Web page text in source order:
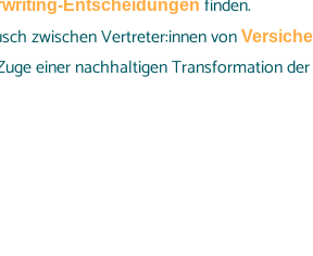
Entscheidungen finden.
zwischen Vertreter:innen von
einer nachhaltigen Transformation